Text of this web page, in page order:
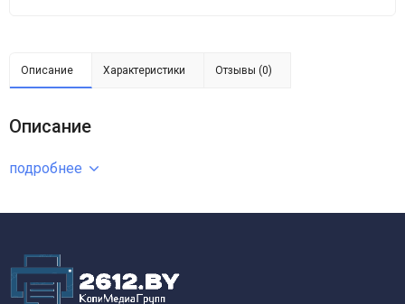
Описание Характеристики Отзывы (0)
Описание
подробнее